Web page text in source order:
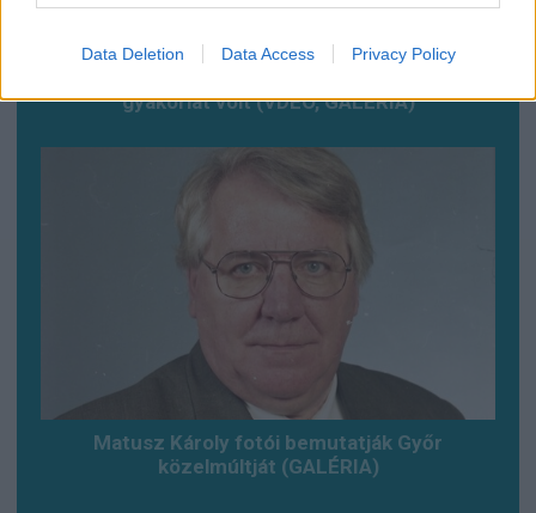
Data Deletion Data Access Privacy Policy
gyakorlat volt (VDEÓ, GALÉRIA)
Matusz Károly fotói bemutatják Győr
közelmúltját (GALÉRIA)